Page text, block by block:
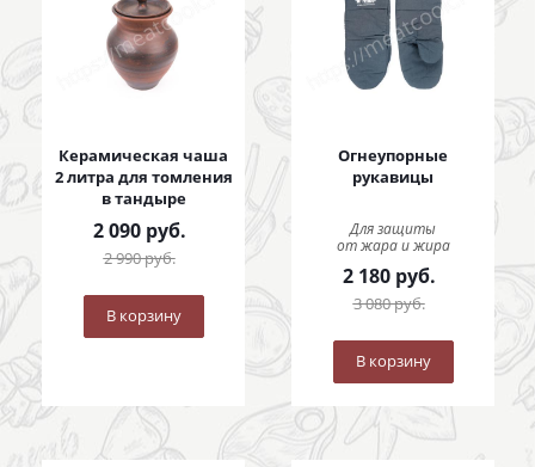
Керамическая чаша
2 литра для томления
в тандыре
2 090руб.
2 990руб.
В корзину
Огнеупорные
рукавицы
Для защиты
от жара и жира
2 180руб.
3 080руб.
В корзину